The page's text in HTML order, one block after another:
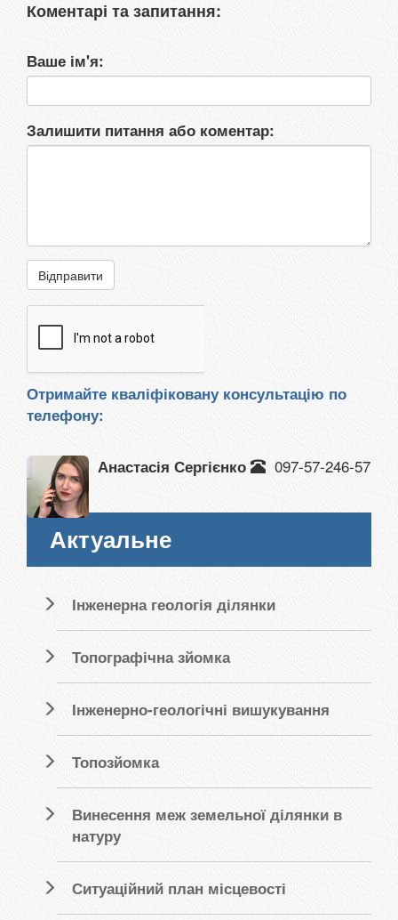
Коментарі та запитання:
Ваше ім'я:
Залишити питання або коментар:
Відправити
Отримайте кваліфіковану консультацію по
телефону:
Анастасія Сергієнко 097-57-246-57
Актуальне
Інженерна геологія ділянки
Топографічна зйомка
Інженерно-геологічні вишукування
Топозйомка
Винесення меж земельної ділянки в
натуру
Ситуаційний план місцевості